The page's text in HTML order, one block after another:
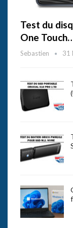
Test du
One
Sebastien 31